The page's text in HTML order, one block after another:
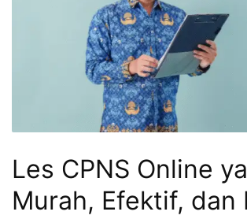
Les CPNS Online
Murah, Efektif, dan